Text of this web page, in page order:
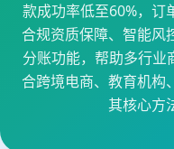
款成功率低至60%，订
合规资质保障、智能风
分账功能，帮助多行业
合跨境电商、教育机构
其核心方